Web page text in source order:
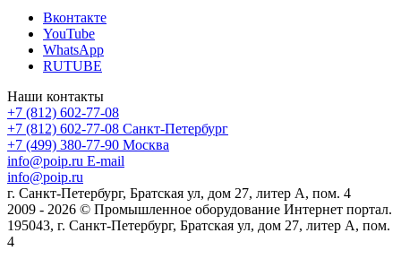
Вконтакте
YouTube
WhatsApp
RUTUBE
Наши контакты
+7 (812) 602-77-08
+7 (812) 602-77-08 Санкт-Петербург
+7 (499) 380-77-90 Москва
info@poip.ru E-mail
info@poip.ru
г. Санкт-Петербург, Братская ул, дом 27, литер А, пом. 4
2009 - 2026 © Промышленное оборудование Интернет портал.
195043, г. Санкт-Петербург, Братская ул, дом 27, литер А, пом.
4